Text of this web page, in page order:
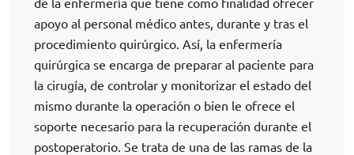
apoyo al personal médico antes, durante y tras el
procedimiento quirúrgico. Así, la enfermería
quirúrgica se encarga de preparar al paciente para
la cirugía, de controlar y monitorizar el estado del
mismo durante la operación o bien le ofrece el
soporte necesario para la recuperación durante el
postoperatorio. Se trata de una de las ramas de la